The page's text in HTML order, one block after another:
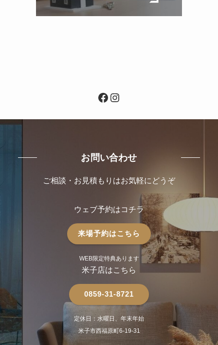
Facebook
Instagram
お問い合わせ
ご相談・お見積もりはお気軽にどうぞ
ウェブ予約はコチラ
来場予約はこちら
WEB限定特典あります
米子店はこちら
0859-31-8721
定休日：水曜日、年末年始
米子市西福原町6-19-31